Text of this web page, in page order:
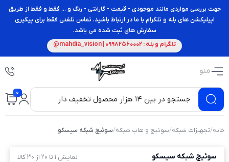
جهت بررسی مواردی مانند موجودی - قیمت - گارانتی - رنگ و ... فقط و فقط از طریق
اپیلیکشن های بله و تلگرام با ما در ارتباط باشید. تماس تلفنی فقط برای پیگیری
سفارش های ثبت شده می باشد.
تلگرام و بله : 09982560002 | mahdia_vision@
منو
0
خانه/تجهیزات شبکه/سوئیچ و هاب شبکه/سوئیچ شبکه سیسکو
سوئیچ شبکه سیسکو نمایش 1 تا 20 از 30 کالا